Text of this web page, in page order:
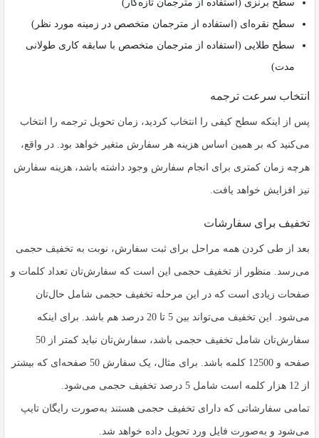
سطح برنزی (استفاده از مترجمان تازه‌کار)
سطح نقره‌ای (استفاده از مترجمان متخصص در زمینه مورد نظر)
سطح طلایی (استفاده از مترجمان متخصص با سابقه کاری طولانی
مدت)
انتخاب سرعت ترجمه
پس از اینکه سطح کیفی را انتخاب کردید، زمان تحویل ترجمه را انتخاب
می‌کنید که بر همین اساس هزینه هر سفارش متغیر خواهد بود. در واقع،
هرچه زمان کمتری برای انجام سفارش وجود داشته باشد، هزینه سفارش
نیز افزایش خواهد یافت.
تخفیف برای سفارشات
بعد از طی کردن همه مراحل برای ثبت سفارش، نوبت به تخفیف حجمی
می‌رسد. منظور از تخفیف حجمی این است که سفارش‌تان تعداد کلمات و
صفحات زیادی است که در این مرحله تخفیف حجمی شامل حال‌تان
می‌شود. این تخفیف می‌تواند بین 5 تا 20 درصد هم باشد. برای اینکه
سفارش‌تان شامل تخفیف حجمی باشد، سفارش‌تان نباید کمتر از 50
صفحه و 12500 کلمه باشد. برای مثال، یک سفارش 50 صفحه‌ای که بیشتر
از 12 هزار کلمه است شامل 5 درصد تخفیف حجمی می‌‌شود.
تمامی سفارشاتی که دارای تخفیف حجمی هستند به‌صورت رایگان تایپ
می‌شود و به‌صورت فایل ورد تحویل داده خواهد شد.